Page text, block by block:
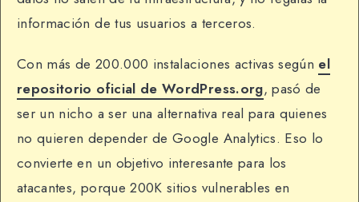
información de tus usuarios a terceros.
Con más de 200.000 instalaciones activas según el
repositorio oficial de WordPress.org, pasó de
ser un nicho a ser una alternativa real para quienes
no quieren depender de Google Analytics. Eso lo
convierte en un objetivo interesante para los
atacantes, porque 200K sitios vulnerables en